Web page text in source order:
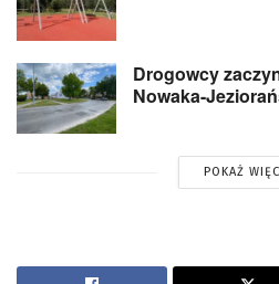
Drogowcy
Nowaka-
POKAŻ